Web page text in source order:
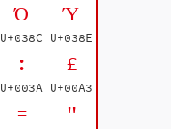
Ό
U+038C
Ύ
U+038E
:
U+003A
£
U+00A3
= "